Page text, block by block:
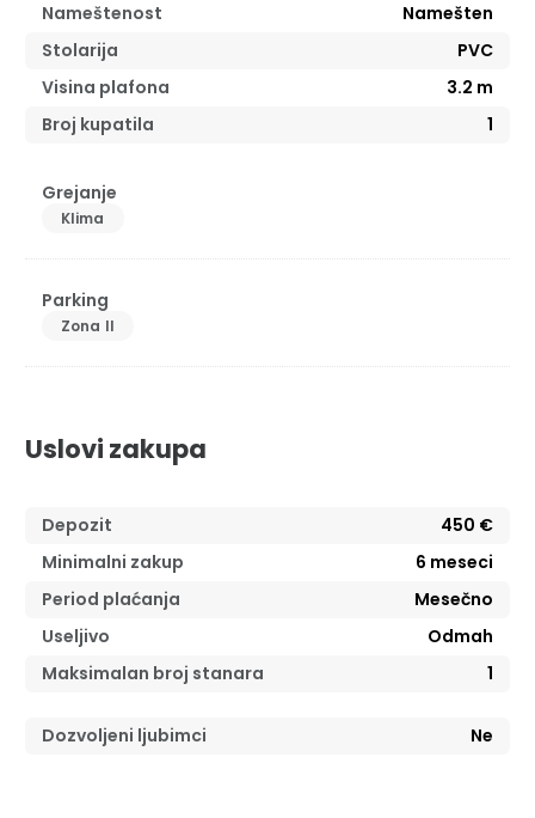
Nameštenost
Namešten
Stolarija
PVC
Visina plafona
3.2 m
Broj kupatila
1
Grejanje
Klima
Parking
Zona II
Uslovi zakupa
Depozit
450 €
Minimalni zakup
6 meseci
Period plaćanja
Mesečno
Useljivo
Odmah
Maksimalan broj stanara
1
Dozvoljeni ljubimci Ne